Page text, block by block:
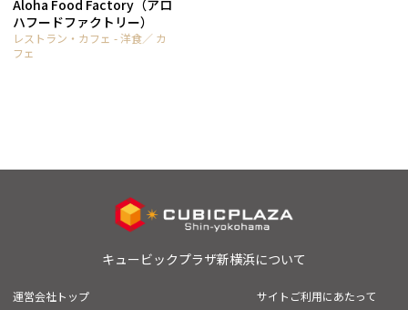
Aloha Food Factory（アロ
ハフードファクトリー）
レストラン・カフェ - 洋食／ カ
フェ
キュービックプラザ新横浜について
運営会社トップ サイトご利用にあたって